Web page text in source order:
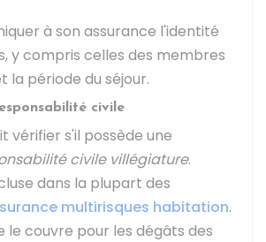
à son assurance l'identité
y compris celles des membres
la période du séjour.
civile
vérifier s'il possède une
civile villégiature.
dans la plupart des
multirisques habitation.
couvre pour les dégâts des